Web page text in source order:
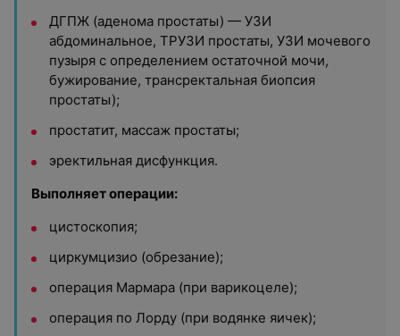
ДГПЖ (аденома простаты) — УЗИ
абдоминальное, ТРУЗИ простаты, УЗИ мочевого
пузыря с определением остаточной мочи,
бужирование, трансректальная биопсия
простаты);
простатит, массаж простаты;
эректильная дисфункция.
Выполняет операции:
цистоскопия;
циркумцизио (обрезание);
операция Мармара (при варикоцеле);
операция по Лорду (при водянке яичек);